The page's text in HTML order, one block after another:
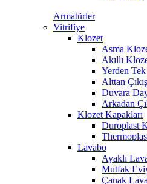
Armatürler
Vitrifiye
Klozet
Asma
Akıllı
Yerden
Alttan
Duvara
Arkadan
Klozet Kapakları
Duroplast
Lavabo
Ayaklı
Mutfak
Çanak